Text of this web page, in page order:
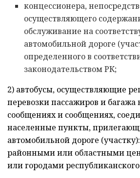
концессионера,
осуществляющего
обслуживание на
автомобильной дороге
определенного в
законодательством РК;
2) автобусы, осуществляющие
перевозки пассажиров и
сообщениях и сообщениях,
населенные пункты,
автомобильной дороге
районными или областными
или городами